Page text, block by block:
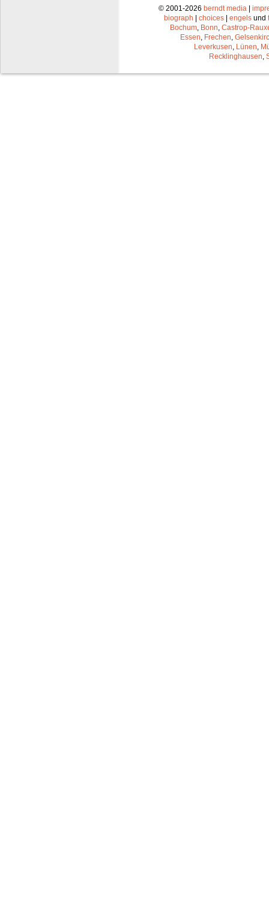
© 2001-2026 berndt media |
biograph | choices | engels und
Bochum Bonn Castrop-
Essen Frechen
Leverkusen Lünen
Recklinghausen